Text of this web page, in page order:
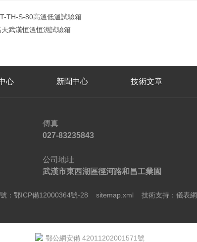
TH-S-80高溫低溫試驗箱
天武漢恒溫恒濕試驗箱
心 新聞中心 技術文章
傳真
027-83235843
公司地址
武漢市東西湖區徑河路和昌工業園
：鄂ICP備12000364號-28 sitemap.xml 技術支持： 儀表網
鄂公網安備 42011202001571號